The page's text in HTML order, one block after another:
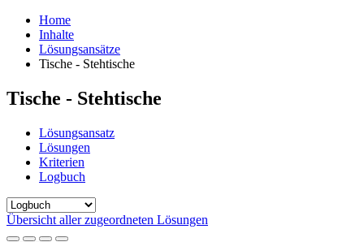
Home
Inhalte
Lösungsansätze
Tische - Stehtische
Tische - Stehtische
Lösungsansatz
Lösungen
Kriterien
Logbuch
Übersicht aller zugeordneten Lösungen